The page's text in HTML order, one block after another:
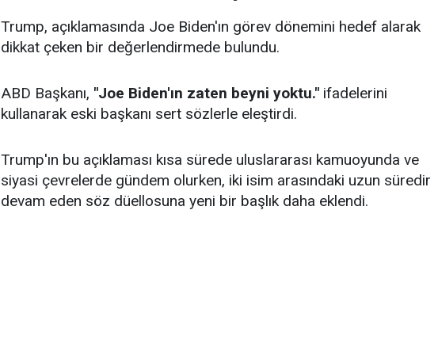
Trump, açıklamasında Joe Biden'ın görev dönemini hedef alarak
dikkat çeken bir değerlendirmede bulundu.
ABD Başkanı, "Joe Biden'ın zaten beyni yoktu." ifadelerini
kullanarak eski başkanı sert sözlerle eleştirdi.
Trump'ın bu açıklaması kısa sürede uluslararası kamuoyunda ve
siyasi çevrelerde gündem olurken, iki isim arasındaki uzun süredir
devam eden söz düellosuna yeni bir başlık daha eklendi.